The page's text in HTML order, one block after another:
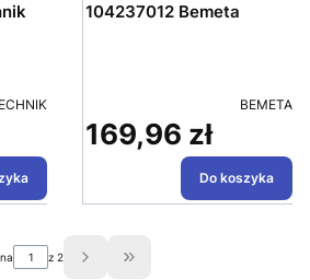
104237012 Bemeta
BEMETA
Cena
169,96 zł
Do koszyka
z 2
Przejdź do ostatniej strony